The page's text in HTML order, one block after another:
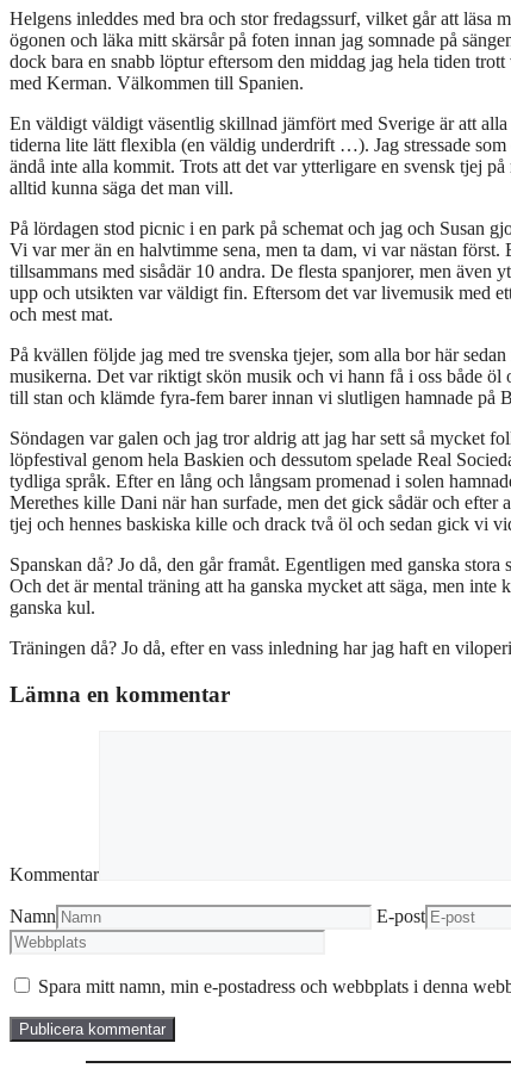
Helgens inleddes med bra och stor fredagssurf, vilket går att läsa
ögonen och läka mitt skärsår på foten innan jag somnade på
dock bara en snabb löptur eftersom den middag jag hela tiden
med Kerman. Välkommen till Spanien.
En väldigt väldigt väsentlig skillnad jämfört med Sverige är att
tiderna lite lätt flexibla (en väldig underdrift …). Jag stressade
ändå inte alla kommit. Trots att det var ytterligare en svensk tjej
alltid kunna säga det man vill.
På lördagen stod picnic i en park på schemat och jag och Susan
Vi var mer än en halvtimme sena, men ta dam, vi var nästan
tillsammans med sisådär 10 andra. De flesta spanjorer, men
upp och utsikten var väldigt fin. Eftersom det var livemusik med
och mest mat.
På kvällen följde jag med tre svenska tjejer, som alla bor här
musikerna. Det var riktigt skön musik och vi hann få i oss både
till stan och klämde fyra-fem barer innan vi slutligen hamnade på
Söndagen var galen och jag tror aldrig att jag har sett så mycket
löpfestival genom hela Baskien och dessutom spelade Real
tydliga språk. Efter en lång och långsam promenad i solen
Merethes kille Dani när han surfade, men det gick sådär och
tjej och hennes baskiska kille och drack två öl och sedan gick vi
Spanskan då? Jo då, den går framåt. Egentligen med ganska
Och det är mental träning att ha ganska mycket att säga, men inte
ganska kul.
Träningen då? Jo då, efter en vass inledning har jag haft en
Lämna en kommentar
Kommentar
Namn E-post
Spara mitt namn, min e-postadress och webbplats i denna